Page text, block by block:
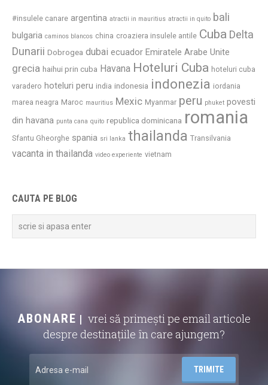
#insulele canare argentina atractii in mauritius atractii in quito bali
bulgaria caminos blancos china croaziera insulele antile Cuba Delta
Dunarii Dobrogea dubai ecuador Emiratele Arabe Unite
grecia haihui prin cuba Havana Hoteluri Cuba hoteluri cuba
varadero hoteluri peru india indonesia indonezia iordania
marea neagra Maroc mauritius Mexic Myanmar peru phuket povesti
din havana punta cana quito republica dominicana romania
Sfantu Gheorghe spania sri lanka thailanda Transilvania
vacanta in thailanda video experiente vietnam
CAUTA PE BLOG
ABONARE
vrei să primești pe email articole
despre destinațiile în care ajungem?